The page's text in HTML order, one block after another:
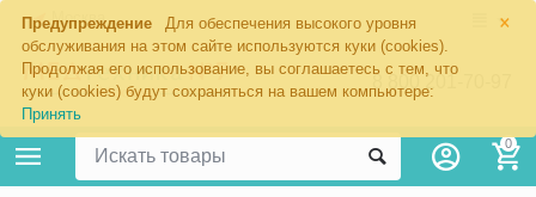
×
Предупреждение
Для обеспечения высокого уровня
обслуживания на этом сайте используются куки (cookies).
Продолжая его использование, вы соглашаетесь с тем, что
куки (cookies) будут сохраняться на вашем компьютере:
Принять
Москва
8 800 201-70-97
0